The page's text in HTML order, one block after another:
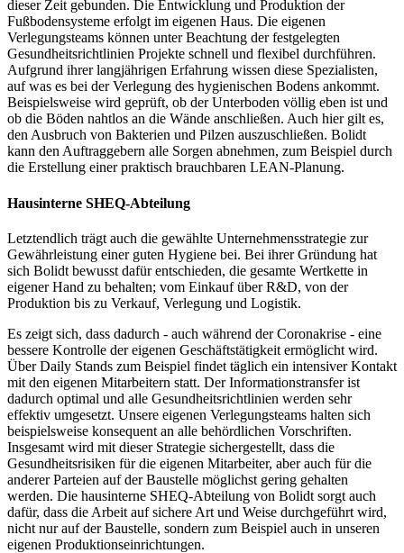
dieser Zeit gebunden. Die Entwicklung und Produktion der
Fußbodensysteme erfolgt im eigenen Haus. Die eigenen
Verlegungsteams können unter Beachtung der festgelegten
Gesundheitsrichtlinien Projekte schnell und flexibel durchführen.
Aufgrund ihrer langjährigen Erfahrung wissen diese Spezialisten,
auf was es bei der Verlegung des hygienischen Bodens ankommt.
Beispielsweise wird geprüft, ob der Unterboden völlig eben ist und
ob die Böden nahtlos an die Wände anschließen. Auch hier gilt es,
den Ausbruch von Bakterien und Pilzen auszuschließen. Bolidt
kann den Auftraggebern alle Sorgen abnehmen, zum Beispiel durch
die Erstellung einer praktisch brauchbaren LEAN-Planung.
Hausinterne SHEQ-Abteilung
Letztendlich trägt auch die gewählte Unternehmensstrategie zur
Gewährleistung einer guten Hygiene bei. Bei ihrer Gründung hat
sich Bolidt bewusst dafür entschieden, die gesamte Wertkette in
eigener Hand zu behalten; vom Einkauf über R&D, von der
Produktion bis zu Verkauf, Verlegung und Logistik.
Es zeigt sich, dass dadurch - auch während der Coronakrise - eine
bessere Kontrolle der eigenen Geschäftstätigkeit ermöglicht wird.
Über Daily Stands zum Beispiel findet täglich ein intensiver Kontakt
mit den eigenen Mitarbeitern statt. Der Informationstransfer ist
dadurch optimal und alle Gesundheitsrichtlinien werden sehr
effektiv umgesetzt. Unsere eigenen Verlegungsteams halten sich
beispielsweise konsequent an alle behördlichen Vorschriften.
Insgesamt wird mit dieser Strategie sichergestellt, dass die
Gesundheitsrisiken für die eigenen Mitarbeiter, aber auch für die
anderer Parteien auf der Baustelle möglichst gering gehalten
werden. Die hausinterne SHEQ-Abteilung von Bolidt sorgt auch
dafür, dass die Arbeit auf sichere Art und Weise durchgeführt wird,
nicht nur auf der Baustelle, sondern zum Beispiel auch in unseren
eigenen Produktionseinrichtungen.